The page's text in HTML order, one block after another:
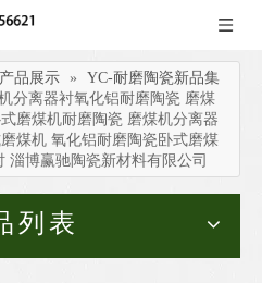
产品展示 »
YC-耐磨陶瓷新品集
分离器衬氧化铝耐磨陶瓷 磨煤
磨煤机耐磨陶瓷 磨煤机分离器
煤机 氧化铝耐磨陶瓷卧式磨煤
博赢驰陶瓷新材料有限公司
列表